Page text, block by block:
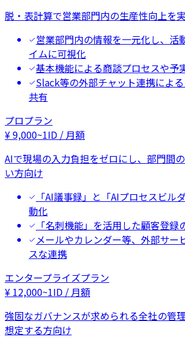
脱・表計算で営業部門内の生産性向上を
営業部門内の情報を一元化し、活
イムに可視化
基本機能による商談プロセスや予
Slack等の外部チャット連携によ
共有
プロプラン
¥9,000~1ID / 月額
AIで現場の入力負担をゼロにし、部門間
い方向け
「AI議事録」と「AIプロセスビル
動化
「名刺機能」を活用した顧客登
メールやカレンダー等、外部サー
スな連携
エンタープライズプラン
¥ 12,000~1ID / 月額
強固なガバナンスが求められる全社の管
想定する方向け